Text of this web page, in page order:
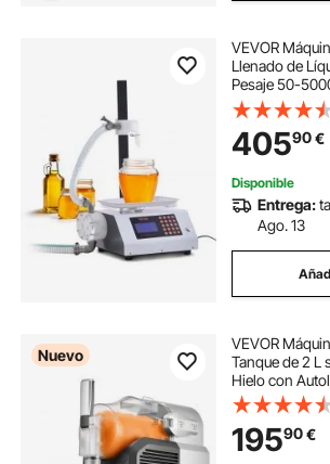
VEVOR
Llenado de
Pesaje 50-
Botellas
Control Digital
Vino, Bebidas,
Boquilla Única
40590€
Disponible
Entrega:
Ago. 13
Nuevo
VEVOR
Tanque de 2 L
Hielo con
en Acero
Programas
Margaritas
Batidos
19590€